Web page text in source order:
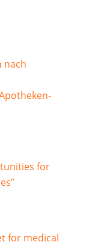
nach
for
for medical